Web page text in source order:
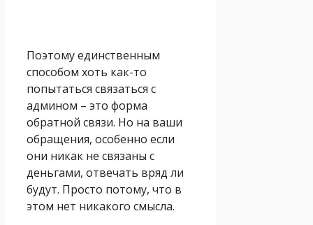
Поэтому единственным
способом хоть как-то
попытаться связаться с
админом – это форма
обратной связи. Но на ваши
обращения, особенно если
они никак не связаны с
деньгами, отвечать вряд ли
будут. Просто потому, что в
этом нет никакого смысла.